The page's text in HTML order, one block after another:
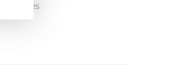
dès